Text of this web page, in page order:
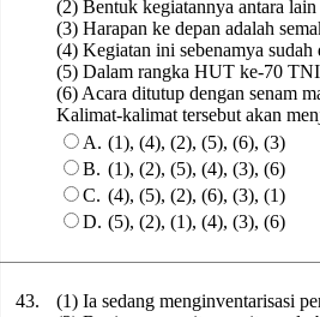
(2) Bentuk kegiatannya antara
(3) Harapan ke depan adalah
(4) Kegiatan ini sebenamya
(5) Dalam rangka HUT ke-70
(6) Acara ditutup dengan senam
Kalimat-kalimat tersebut akan
A. (1), (4), (2), (5), (6), (3)
B. (1), (2), (5), (4), (3), (6)
C. (4), (5), (2), (6), (3), (1)
D. (5), (2), (1), (4), (3), (6)
43.
(1) Ia sedang menginventarisasi